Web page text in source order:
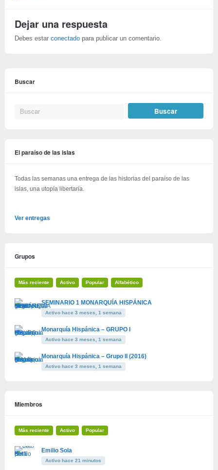
Dejar una respuesta
Debes estar conectado para publicar un comentario.
Buscar
El paraíso de las islas
Todas las semanas una entrega de las historias del paraíso de las
islas, una utopía libertaria.
Ver entregas
Grupos
Más reciente Activo Popular Alfabético
SEMINARIO 1 MONARQUÍA HISPÁNICA
Activo hace 3 meses, 1 semana
Monarquía Hispánica – GRUPO I
Activo hace 3 meses, 1 semana
Monarquía Hispánica – Grupo II (2016)
Activo hace 3 meses, 1 semana
Miembros
Más reciente Activo Popular
Emilio Sola
Activo hace 21 minutos